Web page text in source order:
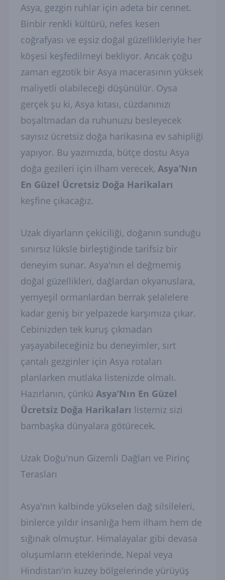
Asya, gezgin ruhlar için adeta bir cennet.
Binbir renkli kültürü, nefes kesen
coğrafyası ve eşsiz doğal güzellikleriyle her
köşesi keşfedilmeyi bekliyor. Ancak çoğu
zaman egzotik bir Asya macerasının yüksek
maliyetli olabileceği düşünülür. Oysa
gerçek şu ki, Asya kıtası, cüzdanınızı
boşaltmadan da ruhunuzu besleyecek
sayısız ücretsiz doğa harikasına ev sahipliği
yapıyor. Bu yazımızda, bütçe dostu Asya
doğa gezileri için ilham verecek, Asya’Nın
En Güzel Ücretsiz Doğa Harikaları
keşfine çıkacağız.
Uzak diyarların çekiciliği, doğanın sunduğu
sınırsız lüksle birleştiğinde tarifsiz bir
deneyim sunar. Asya'nın el değmemiş
doğal güzellikleri, dağlardan okyanuslara,
yemyeşil ormanlardan berrak şelalelere
kadar geniş bir yelpazede karşımıza çıkar.
Cebinizden tek kuruş çıkmadan
yaşayabileceğiniz bu deneyimler, sırt
çantalı gezginler için Asya rotaları
planlarken mutlaka listenizde olmalı.
Hazırlanın, çünkü Asya’Nın En Güzel
Ücretsiz Doğa Harikaları listemiz sizi
bambaşka dünyalara götürecek.
Uzak Doğu'nun Gizemli Dağları ve Pirinç
Terasları
Asya'nın kalbinde yükselen dağ silsileleri,
binlerce yıldır insanlığa hem ilham hem de
sığınak olmuştur. Himalayalar gibi devasa
oluşumların eteklerinde, Nepal veya
Hindistan'ın kuzey bölgelerinde yürüyüş